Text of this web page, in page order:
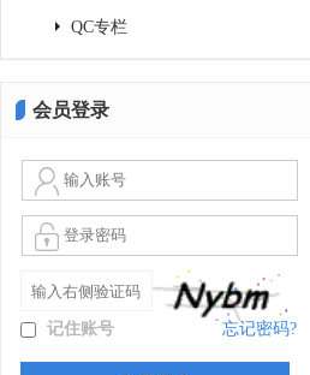
QC专栏
会员登录
记住账号 忘记密码?